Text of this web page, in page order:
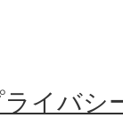
ライバシ